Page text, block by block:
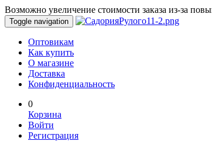
Возможно увеличение стоимости заказа из-за
Toggle navigation
Оптовикам
Как купить
О магазине
Доставка
Конфиденциальность
0
Корзина
Войти
Регистрация